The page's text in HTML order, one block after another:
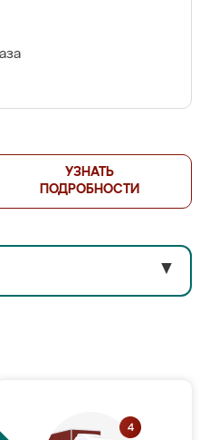
УЗНАТЬ
ПОДРОБНОСТИ
▼